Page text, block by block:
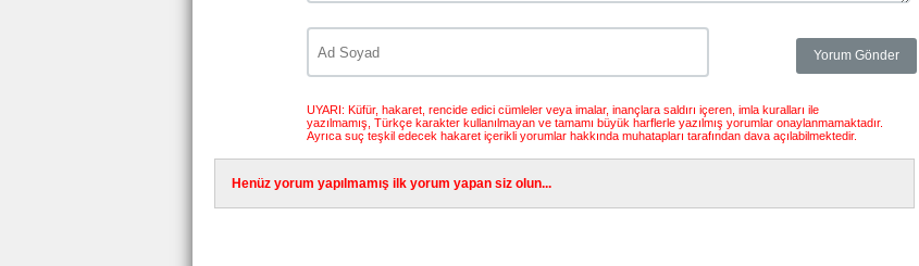
UYARI: Küfür, hakaret, rencide edici cümleler veya imalar, inançlara saldırı içeren, imla kuralları ile
yazılmamış, Türkçe karakter kullanılmayan ve tamamı büyük harflerle yazılmış yorumlar onaylanmamaktadır.
Ayrıca suç teşkil edecek hakaret içerikli yorumlar hakkında muhatapları tarafından dava açılabilmektedir.
Henüz yorum yapılmamış ilk yorum yapan siz olun...